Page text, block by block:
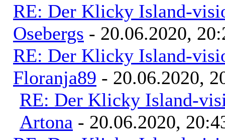
RE: Der Klicky Island-
Osebergs - 20.06.2020,
RE: Der Klicky Island-
Floranja89 - 20.06.2020,
RE: Der Klicky Island-
Artona - 20.06.2020,